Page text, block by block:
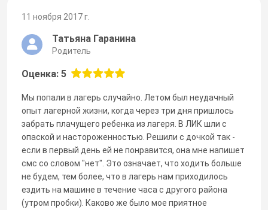
11 ноября 2017 г.
Татьяна Гаранина
Родитель
Оценка: 5
Мы попали в лагерь случайно. Летом был неудачный
опыт лагерной жизни, когда через три дня пришлось
забрать плачущего ребенка из лагеря. В ЛИК шли с
опаской и настороженностью. Решили с дочкой так -
если в первый день ей не понравится, она мне напишет
смс со словом "нет". Это означает, что ходить больше
не будем, тем более, что в лагерь нам приходилось
ездить на машине в течение часа с другого района
(утром пробки). Каково же было мое приятное